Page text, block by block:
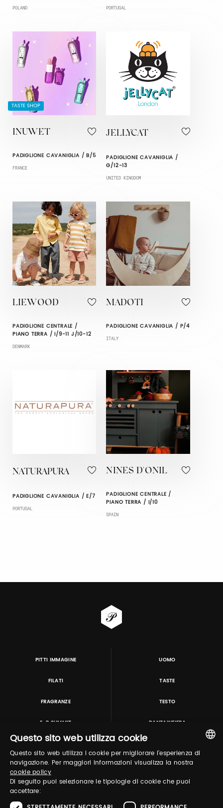
POLAND PORTUGAL
TASTE SHOP
INUWET
PADIGLIONE CAVANIGLIA / B/5
FRANCE
JELLYCAT
PADIGLIONE CAVANIGLIA /
G/12-13
UNITED KINGDOM
LIEWOOD
PADIGLIONE CENTRALE /
PIANO TERRA / I/9-11 J/10-12
DENMARK
MADOTI
PADIGLIONE CAVANIGLIA / P/4
ITALY
NATURAPURA
PADIGLIONE CAVANIGLIA / E/7
PORTUGAL
NINES D'ONIL
PADIGLIONE CENTRALE /
PIANO TERRA / I/10
SPAIN
PITTI IMMAGINE UOMO
FILATI TASTE
FRAGRANZE TESTO
E-P SUMMIT DANZAINFIERA
TUTORING & CONSULTING
ITALIAN
Questo sito web utilizza cookie
Questo sito web utilizza i cookie per migliorare l'esperienza di
navigazione. Per maggiori informazioni visualizza la nostra
cookie policy
Di seguito puoi selezionare le tipologie di cookie che puoi
accettare: